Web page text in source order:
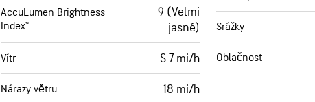
AccuLumen Brightness
Index™
9 (Velmi
jasné)
Vítr S 7 mi/h
Nárazy větru 18 mi/h
Srážky
Oblačnost